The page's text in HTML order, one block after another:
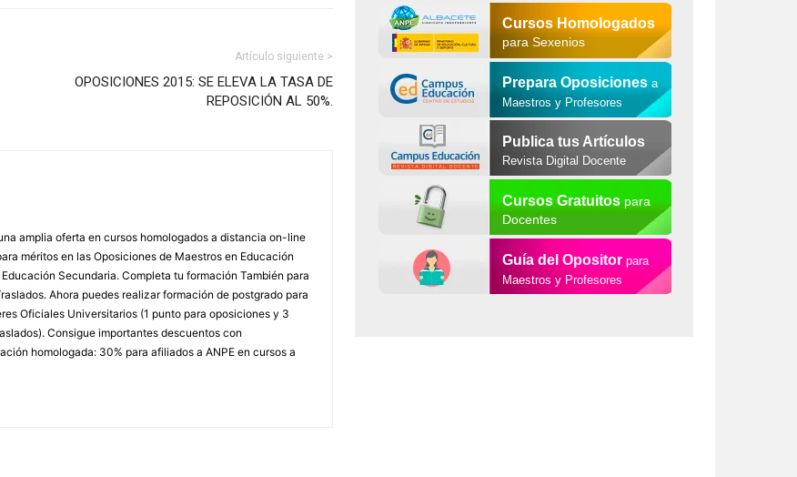
Artículo siguiente >
OPOSICIONES 2015: SE ELEVA LA TASA DE
REPOSICIÓN AL 50%.
amplia oferta en cursos homologados a distancia on-line
méritos en las Oposiciones de Maestros en Educación
Secundaria. Completa tu formación También para
Ahora puedes realizar formación de postgrado para
Oficiales Universitarios (1 punto para oposiciones y 3
Consigue importantes descuentos con
homologada: 30% para afiliados a ANPE en cursos a
Cursos Homologados
para Sexenios
Prepara Oposiciones a
Maestros y Profesores
Publica tus Artículos
Revista Digital Docente
Cursos Gratuitospara
Docentes
Guía del Opositor para
Maestros y Profesores